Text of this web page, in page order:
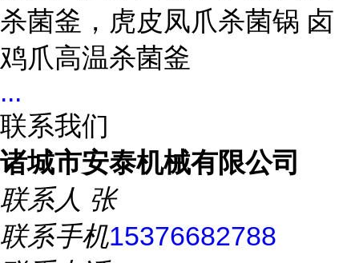
杀菌釜，虎皮凤爪杀菌锅 卤
鸡爪高温杀菌釜
...
联系我们
诸城市安泰机械有限公司
联系人 张
联系手机15376682788